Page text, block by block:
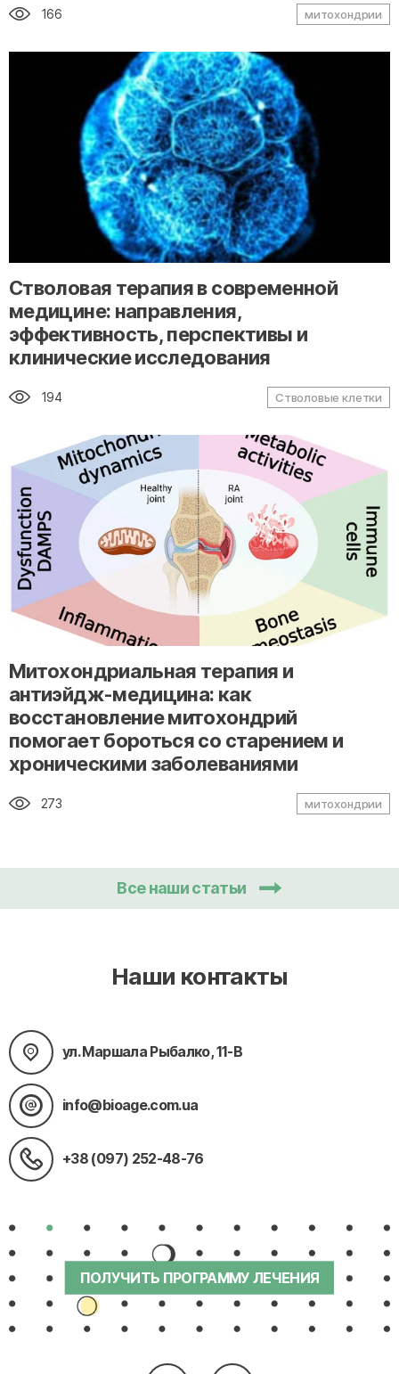
166 митохондрии
" alt="loading" class="img-responsive"/>
Стволовая терапия в современной
медицине: направления,
эффективность, перспективы и
клинические исследования
194 Стволовые клетки
" alt="loading" class="img-responsive"/>
Митохондриальная терапия и
антиэйдж-медицина: как
восстановление митохондрий
помогает бороться со старением и
хроническими заболеваниями
273 митохондрии
Все наши статьи
Наши контакты
ул. Маршала Рыбалко, 11-В
info@bioage.com.ua
+38 (097) 252-48-76
ПОЛУЧИТЬ ПРОГРАММУ ЛЕЧЕНИЯ